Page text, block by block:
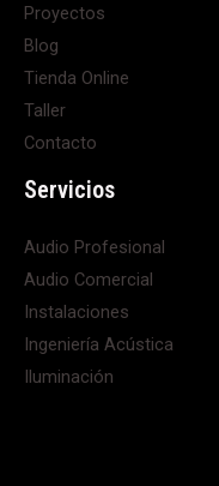
Proyectos
Blog
Tienda Online
Taller
Contacto
Servicios
Audio Profesional
Audio Comercial
Instalaciones
Ingeniería Acústica
Iluminación